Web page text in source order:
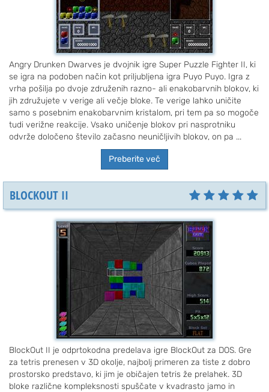
Angry Drunken Dwarves je dvojnik igre Super Puzzle Fighter II, ki
se igra na podoben način kot priljubljena igra Puyo Puyo. Igra z
vrha pošilja po dvoje združenih razno- ali enakobarvnih blokov, ki
jih združujete v verige ali večje bloke. Te verige lahko uničite
samo s posebnim enakobarvnim kristalom, pri tem pa so mogoče
tudi verižne reakcije. Vsako uničenje blokov pri nasprotniku
odvrže določeno število začasno neuničljivih blokov, on pa ...
Preberite več
BLOCKOUT II
BlockOut II je odprtokodna predelava igre BlockOut za DOS. Gre
za tetris prenesen v 3D okolje, najbolj primeren za tiste z dobro
prostorsko predstavo, ki jim je običajen tetris že prelahek. 3D
bloke različne kompleksnosti spuščate v kvadrasto jamo in